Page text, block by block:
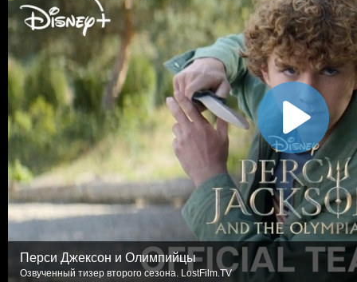
Перси Джексон и Олимпийцы
Озвученный тизер второго сезона. LostFilm.TV